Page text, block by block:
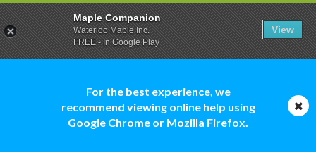
For the best experience, we
recommend viewing online help using
Google Chrome or Mozilla Firefox.
Maple Companion
Waterloo Maple Inc.
FREE - In Google Play
View